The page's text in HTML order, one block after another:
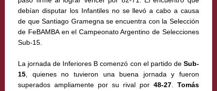
debían disputar los Infantiles no se llevó a cabo a causa
de que Santiago Gramegna se encuentra con la Selección
de FeBAMBA en el Campeonato Argentino de Selecciones
Sub-15.
La jornada de Inferiores B comenzó con el partido de Sub-
15, quienes no tuvieron una buena jornada y fueron
superados ampliamente por su rival por 48-27. Tomás